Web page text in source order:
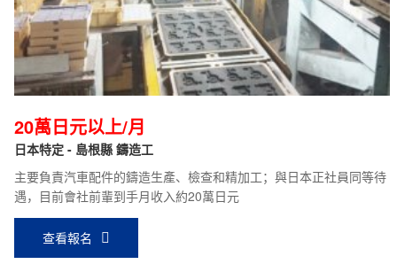
20萬日元以上/月
日本特定 - 島根縣 鑄造工
主要負責汽車配件的鑄造生產、檢查和精加工；與日本正社員同等待
遇，目前會社前輩到手月收入約20萬日元
查看報名